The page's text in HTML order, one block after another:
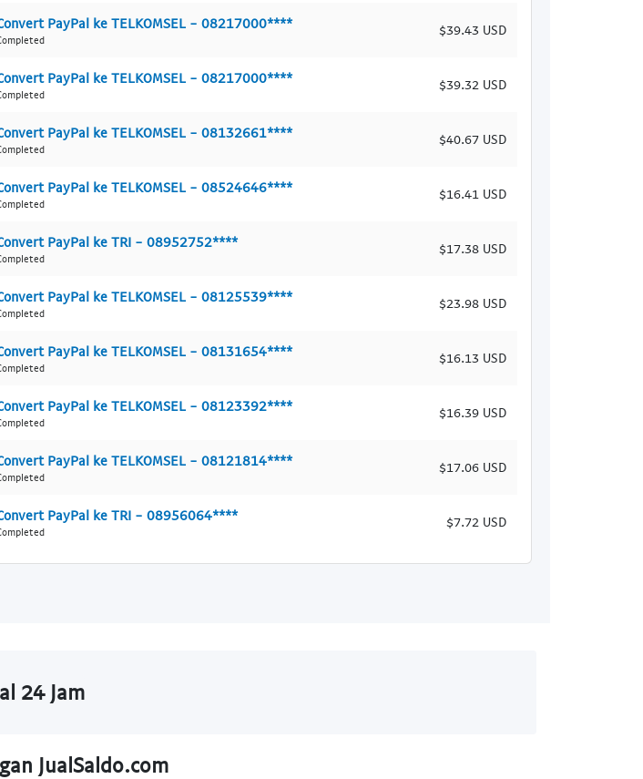
PayPal ke TELKOMSEL - 08217000**** $39.43 USD
PayPal ke TELKOMSEL - 08217000**** $39.32 USD
PayPal ke TELKOMSEL - 08132661**** $40.67 USD
PayPal ke TELKOMSEL - 08524646**** $16.41 USD
PayPal ke TRI - 08952752**** $17.38 USD
PayPal ke TELKOMSEL - 08125539**** $23.98 USD
PayPal ke TELKOMSEL - 08131654**** $16.13 USD
PayPal ke TELKOMSEL - 08123392**** $16.39 USD
PayPal ke TELKOMSEL - 08121814**** $17.06 USD
PayPal ke TRI - 08956064**** $7.72 USD
24 Jam
JualSaldo.com